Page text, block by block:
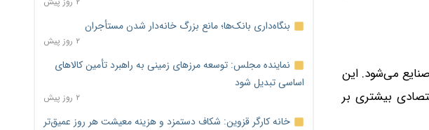
می‌شود. این
بیشتری بر
بنگاه‌داری بانک‌ها؛ مانع بزرگ خانه‌دار شدن مستأجران
۲ روز پیش
نماینده مجلس: توسعه مرزهای زمینی به راهبرد تأمین کالاهای
اساسی تبدیل شود
۲ روز پیش
خانه کارگر قزوین: شکاف دستمزد و هزینه معیشت هر روز عمیق‌تر